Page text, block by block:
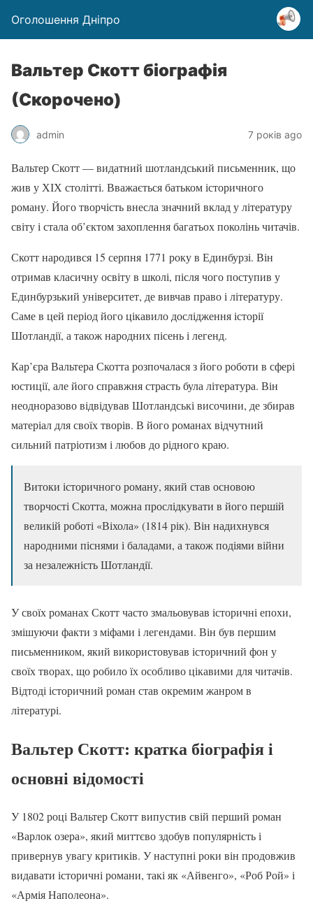
Оголошення Дніпро
Вальтер Скотт біографія
(Скорочено)
admin 7 років ago
Вальтер Скотт — видатний шотландський письменник, що
жив у ХІХ столітті. Вважається батьком історичного
роману. Його творчість внесла значний вклад у літературу
світу і стала об’єктом захоплення багатьох поколінь читачів.
Скотт народився 15 серпня 1771 року в Единбурзі. Він
отримав класичну освіту в школі, після чого поступив у
Единбурзький університет, де вивчав право і літературу.
Саме в цей період його цікавило дослідження історії
Шотландії, а також народних пісень і легенд.
Кар’єра Вальтера Скотта розпочалася з його роботи в сфері
юстиції, але його справжня страсть була література. Він
неодноразово відвідував Шотландські височини, де збирав
матеріал для своїх творів. В його романах відчутний
сильний патріотизм і любов до рідного краю.
Витоки історичного роману, який став основою
творчості Скотта, можна прослідкувати в його першій
великій роботі «Віхола» (1814 рік). Він надихнувся
народними піснями і баладами, а також подіями війни
за незалежність Шотландії.
У своїх романах Скотт часто змальовував історичні епохи,
змішуючи факти з міфами і легендами. Він був першим
письменником, який використовував історичний фон у
своїх творах, що робило їх особливо цікавими для читачів.
Відтоді історичний роман став окремим жанром в
літературі.
Вальтер Скотт: кратка біографія і
основні відомості
У 1802 році Вальтер Скотт випустив свій перший роман
«Варлок озера», який миттєво здобув популярність і
привернув увагу критиків. У наступні роки він продовжив
видавати історичні романи, такі як «Айвенго», «Роб Рой» і
«Армія Наполеона».